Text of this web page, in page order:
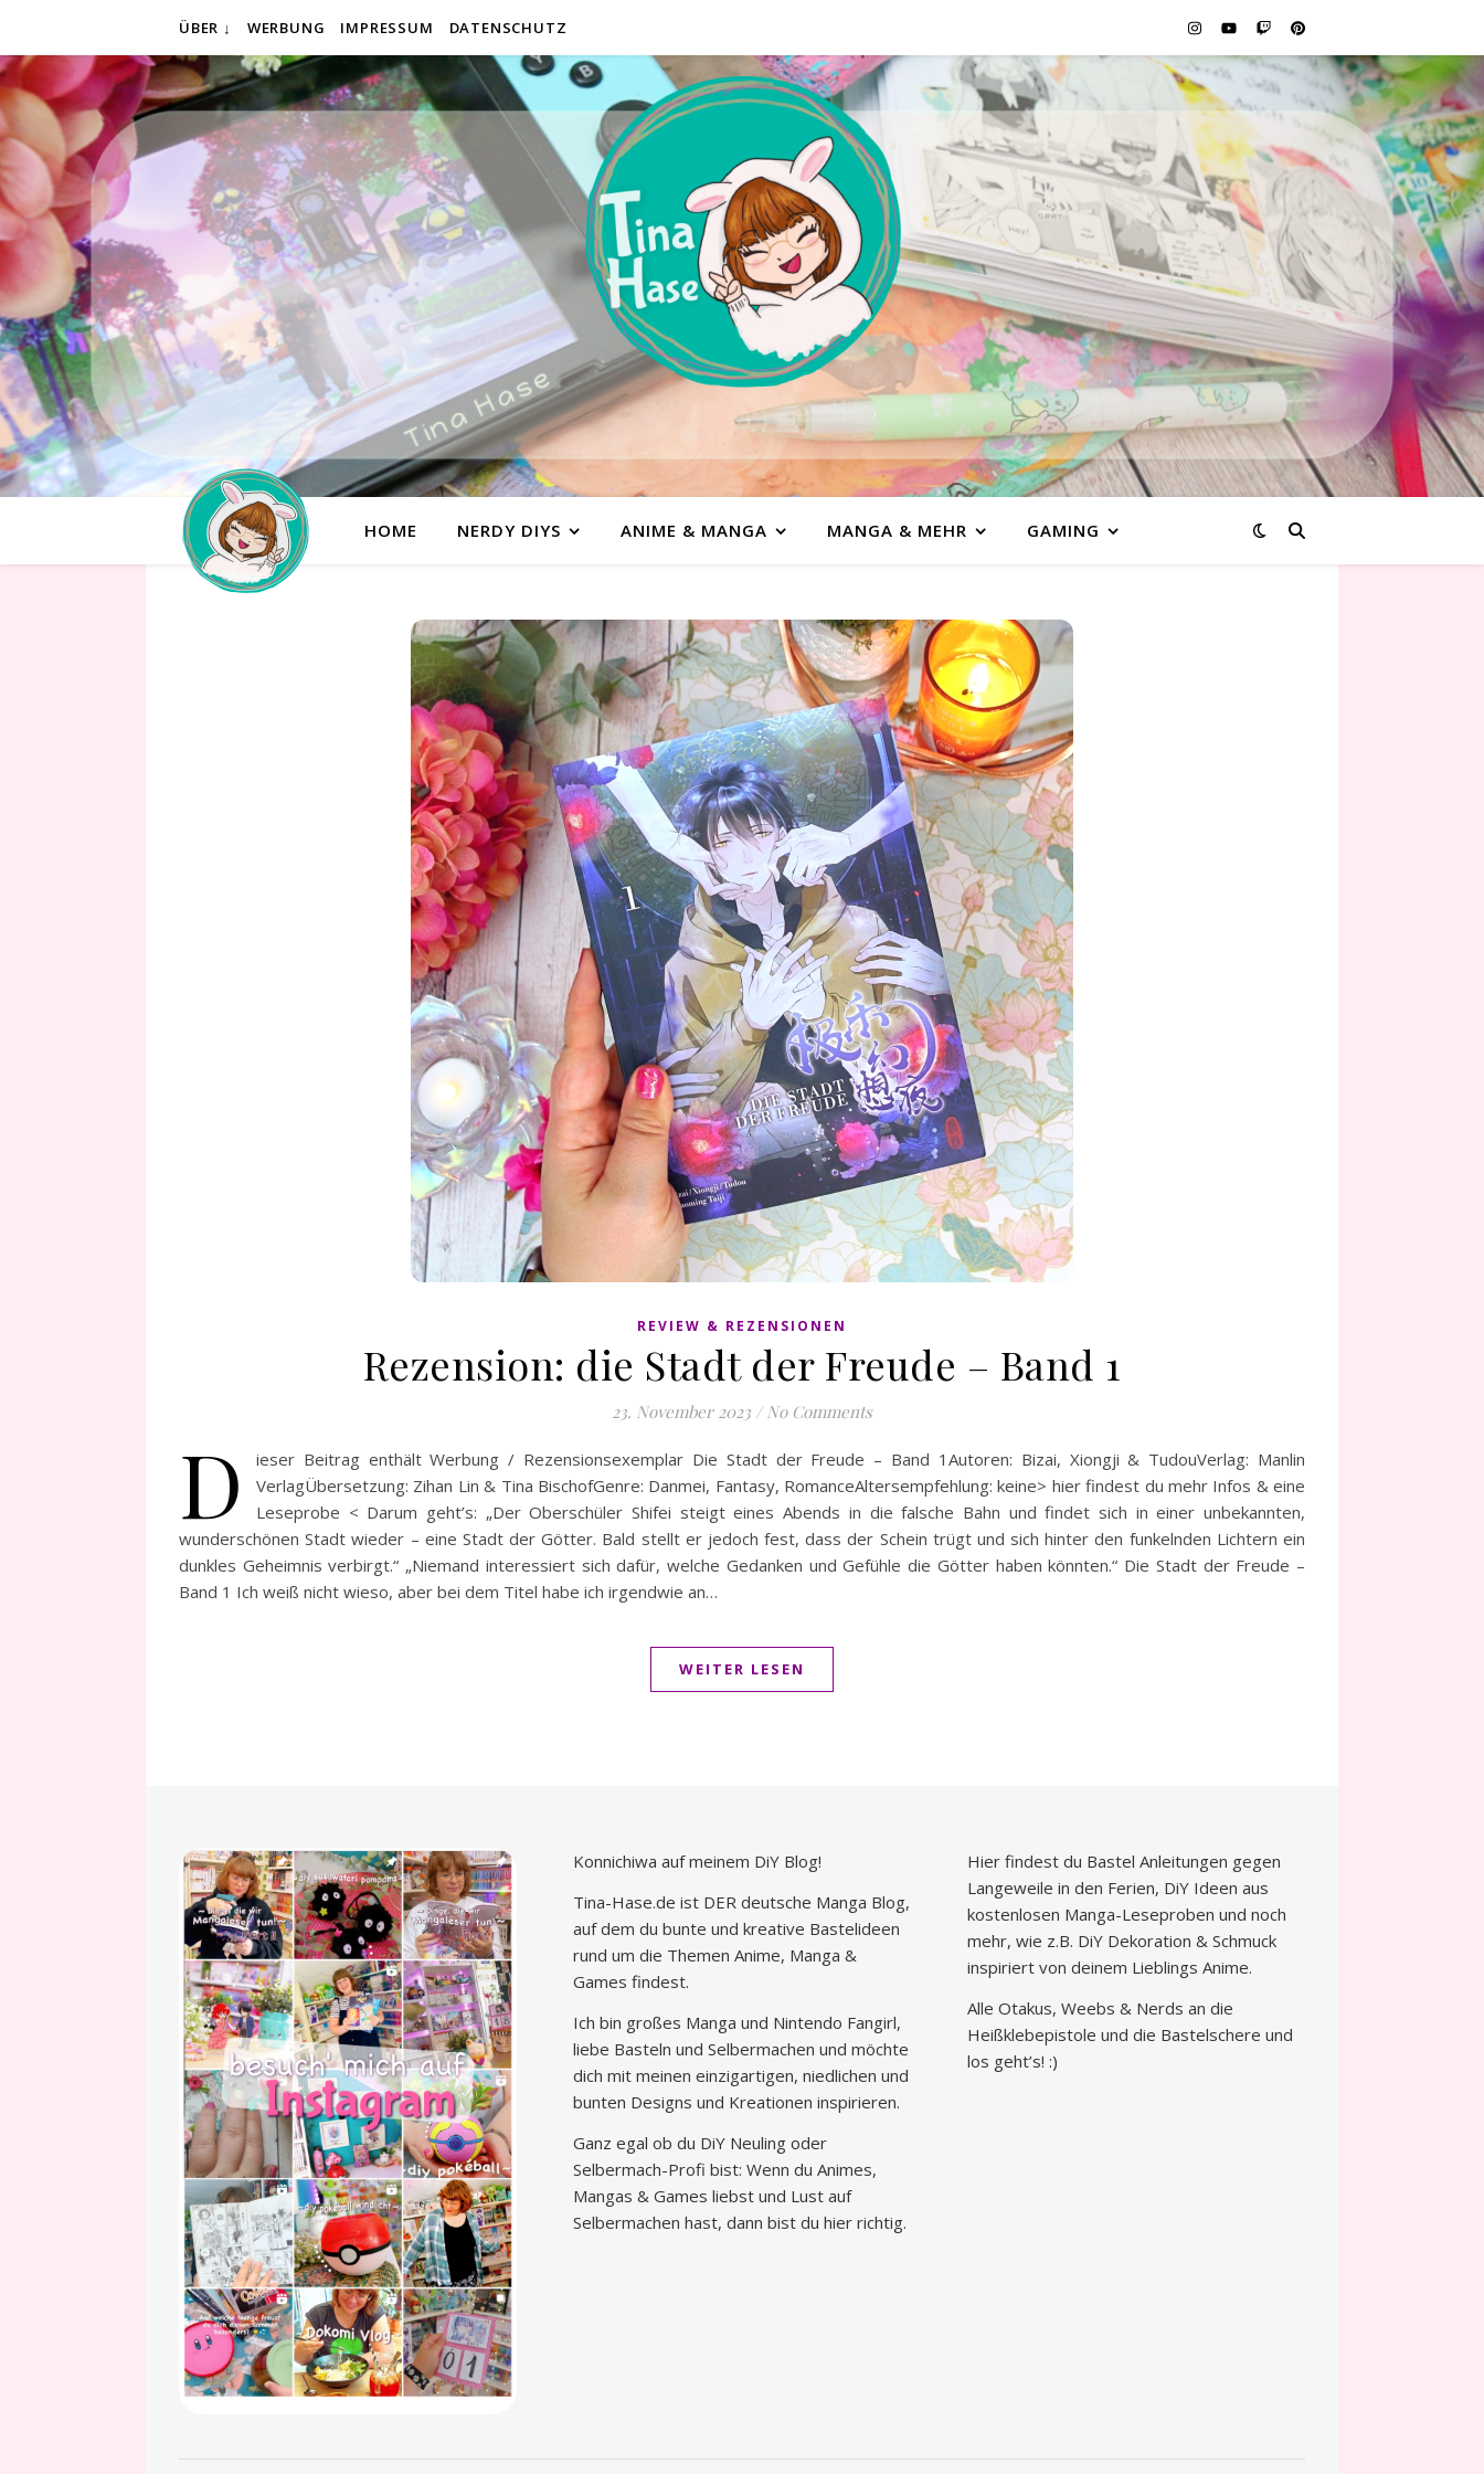
ÜBER ↓ WERBUNG IMPRESSUM DATENSCHUTZ
HOME NERDY DIYS ANIME & MANGA MANGA & MEHR GAMING
REVIEW & REZENSIONEN
Rezension: die Stadt der Freude – Band 1
23. November 2023 / No Comments
D
ieser Beitrag enthält Werbung / Rezensionsexemplar Die Stadt der Freude – Band 1Autoren: Bizai, Xiongji & TudouVerlag: Manlin
VerlagÜbersetzung: Zihan Lin & Tina BischofGenre: Danmei, Fantasy, RomanceAltersempfehlung: keine> hier findest du mehr Infos & eine
Leseprobe < Darum geht’s: „Der Oberschüler Shifei steigt eines Abends in die falsche Bahn und findet sich in einer unbekannten,
wunderschönen Stadt wieder – eine Stadt der Götter. Bald stellt er jedoch fest, dass der Schein trügt und sich hinter den funkelnden Lichtern ein
dunkles Geheimnis verbirgt.“ „Niemand interessiert sich dafür, welche Gedanken und Gefühle die Götter haben könnten.“ Die Stadt der Freude –
Band 1 Ich weiß nicht wieso, aber bei dem Titel habe ich irgendwie an…
WEITER LESEN
Konnichiwa auf meinem DiY Blog!
Tina-Hase.de ist DER deutsche Manga Blog,
auf dem du bunte und kreative Bastelideen
rund um die Themen Anime, Manga &
Games findest.
Ich bin großes Manga und Nintendo Fangirl,
liebe Basteln und Selbermachen und möchte
dich mit meinen einzigartigen, niedlichen und
bunten Designs und Kreationen inspirieren.
Ganz egal ob du DiY Neuling oder
Selbermach-Profi bist: Wenn du Animes,
Mangas & Games liebst und Lust auf
Selbermachen hast, dann bist du hier richtig.
Hier findest du Bastel Anleitungen gegen
Langeweile in den Ferien, DiY Ideen aus
kostenlosen Manga-Leseproben und noch
mehr, wie z.B. DiY Dekoration & Schmuck
inspiriert von deinem Lieblings Anime.
Alle Otakus, Weebs & Nerds an die
Heißklebepistole und die Bastelschere und
los geht’s! :)